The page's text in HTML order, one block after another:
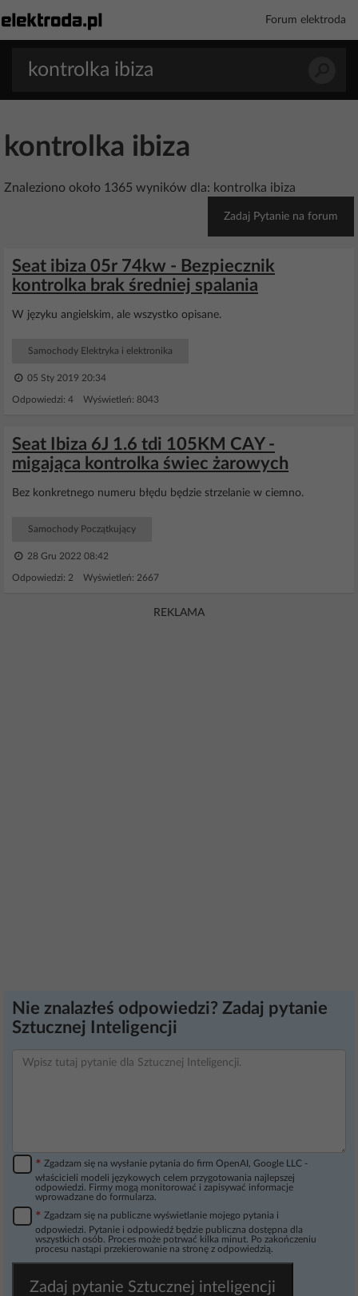
Forum elektroda
kontrolka ibiza
Znaleziono około 1365 wyników dla: kontrolka ibiza
Zadaj Pytanie na forum
Seat ibiza 05r 74kw - Bezpiecznik
kontrolka brak średniej spalania
W języku angielskim, ale wszystko opisane.
Samochody Elektryka i elektronika
05 Sty 2019 20:34
Odpowiedzi: 4 Wyświetleń: 8043
Seat Ibiza 6J 1.6 tdi 105KM CAY -
migająca kontrolka świec żarowych
Bez konkretnego numeru błędu będzie strzelanie w ciemno.
Samochody Początkujący
28 Gru 2022 08:42
Odpowiedzi: 2 Wyświetleń: 2667
REKLAMA
Nie znalazłeś odpowiedzi? Zadaj pytanie
Sztucznej Inteligencji
* Zgadzam się na wysłanie pytania do firm OpenAI, Google LLC -
właścicieli modeli językowych celem przygotowania najlepszej
odpowiedzi. Firmy mogą monitorować i zapisywać informacje
wprowadzane do formularza.
* Zgadzam się na publiczne wyświetlanie mojego pytania i
odpowiedzi. Pytanie i odpowiedź będzie publiczna dostępna dla
wszystkich osób. Proces może potrwać kilka minut. Po zakończeniu
procesu nastąpi przekierowanie na stronę z odpowiedzią.
Zadaj pytanie Sztucznej inteligencji